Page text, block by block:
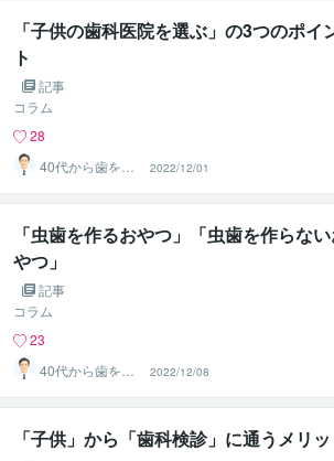
「子供の歯科医院を選ぶ」の3つのポイ
ト
記事
コラム
28
40代から歯を失
わない個別相談
します
2022/12/01
「虫歯を作るおやつ」「虫歯を作らな
やつ」
記事
コラム
23
40代から歯を失
わない個別相談
します
2022/12/08
「子供」から「歯科検診」に通うメリッ